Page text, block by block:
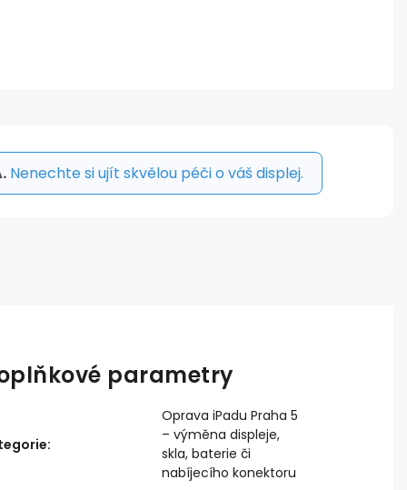
Nenechte si ujít skvělou péči o váš displej.
parametry
:
Oprava iPadu Praha 5
– výměna displeje,
skla, baterie či
nabíjecího konektoru